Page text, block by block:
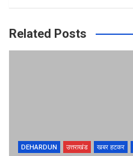
Related Posts
DEHARDUN उत्तराखंड खबर हटकर